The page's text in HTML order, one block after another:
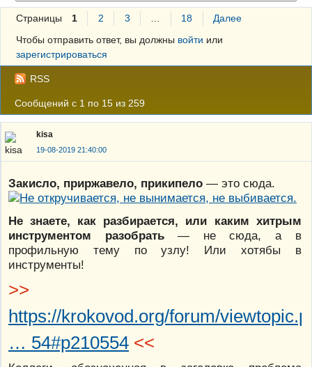
Страницы 1 2 3 18
Далее
Чтобы отправить ответ, вы должны войти или
зарегистрироваться
RSS
Сообщений с 1 по 15 из 259
kisa
19-08-2019 21:40:00
Закисло, приржавело, прикипело — это сюда.
Не знаете, как разбирается, или каким хитрым
инструментом разобрать— не сюда, а в
профильную тему по узлу! Или хотябы в
инструменты!
>>
https://krokovod.org/forum/
… 54#p210554 <<